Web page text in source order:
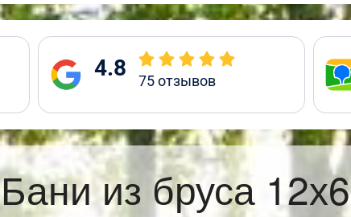
4.8 75отзывов
Бани из бруса 12х6